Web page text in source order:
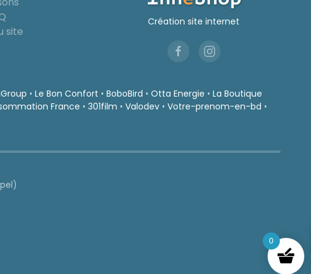
produit
site
Création site internet
• Le Bon Confort • BoboBird • Otta Energie • La Boutique
France • 301film • Valodev• Votre-prenom-en-bd •
0